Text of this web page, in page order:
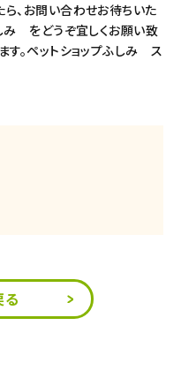
ら、お問い合わせお待ちいた
み をどうぞ宜しくお願い致
す。ペットショップふしみ ス
る